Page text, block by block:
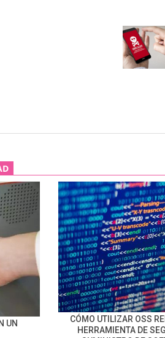
UN
CÓMO UTILIZAR OSS
HERRAMIENTA DE